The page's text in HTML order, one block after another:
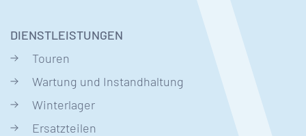
DIENSTLEISTUNGEN
Touren
Wartung und Instandhaltung
Winterlager
Ersatzteilen